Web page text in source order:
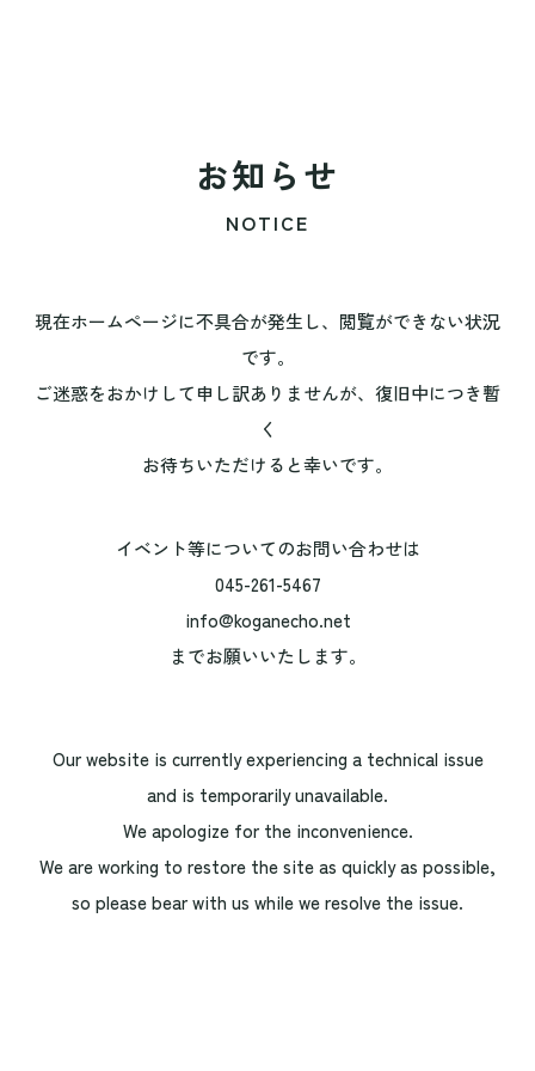
お知らせ
NOTICE
現在ホームページに不具合が発生し、閲覧ができない状況
です。
ご迷惑をおかけして申し訳ありませんが、復旧中につき暫
く
お待ちいただけると幸いです。
イベント等についてのお問い合わせは
045-261-5467
info@koganecho.net
までお願いいたします。
Our website is currently experiencing a technical issue
and is temporarily unavailable.
We apologize for the inconvenience.
We are working to restore the site as quickly as possible,
so please bear with us while we resolve the issue.